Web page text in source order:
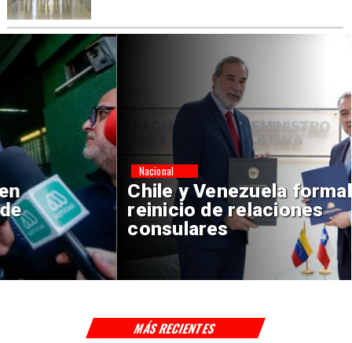
Chile y Venezuela formalizan
reinicio de relaciones
consulares
Nacional
MÁS RECIENTES